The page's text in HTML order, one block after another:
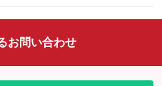
お問い合わせ